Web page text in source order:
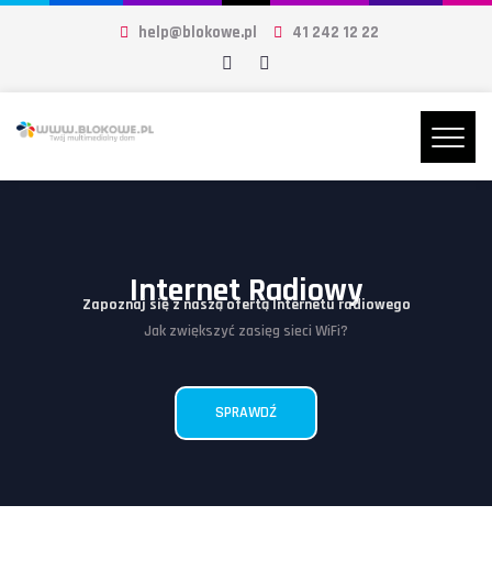
help@blokowe.pl 41 242 12 22
Internet Radiowy
Zapoznaj się z naszą ofertą Internetu radiowego
Jak zwiększyć zasięg sieci WiFi?
SPRAWDŹ